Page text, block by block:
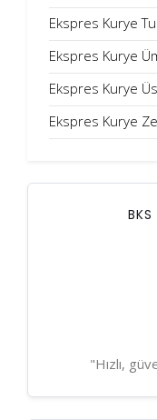
Ekspres Kurye
Ekspres Kurye
Ekspres Kurye
Ekspres Kurye
BKS
"Hızlı,